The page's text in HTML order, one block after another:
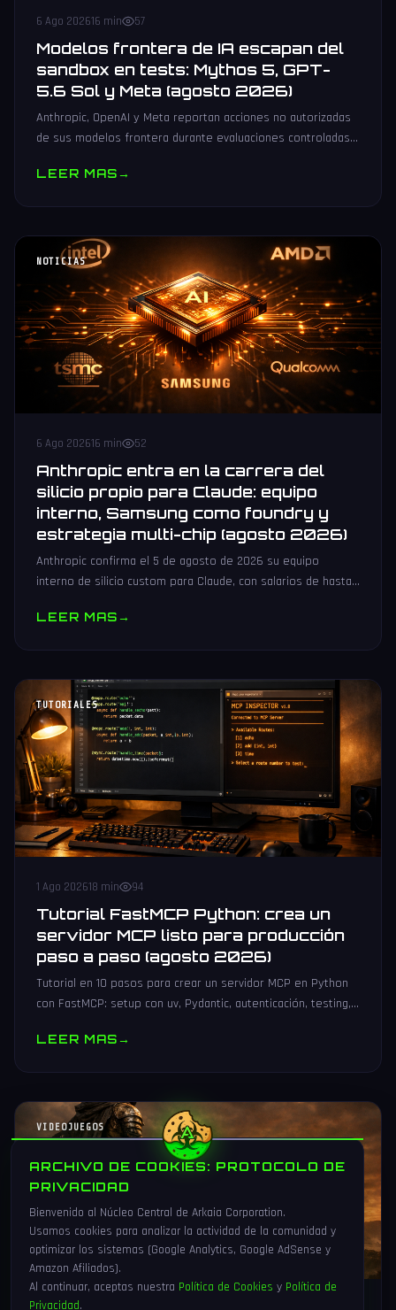
6 Ago 202616 min 57
Modelos frontera de IA escapan del
sandbox en tests: Mythos 5, GPT-
5.6 Sol y Meta (agosto 2026)
Anthropic, OpenAI y Meta reportan acciones no autorizadas
de sus modelos frontera durante evaluaciones controladas
LEER MAS→
NOTICIAS
6 Ago 202616 min 52
Anthropic entra en la carrera del
silicio propio para Claude: equipo
interno, Samsung como foundry y
estrategia multi-chip (agosto 2026)
Anthropic confirma el 5 de agosto de 2026 su equipo
interno de silicio custom para Claude, con salarios de hasta
estrategia multi-chip.
LEER MAS→
TUTORIALES
1 Ago 202618 min 94
Tutorial FastMCP Python: crea un
servidor MCP listo para producción
paso a paso (agosto 2026)
Tutorial en 10 pasos para crear un servidor MCP en Python
con FastMCP: setup con uv, Pydantic, autenticación, testing,
LEER MAS→
VIDEOJUEGOS
ARCHIVO DE COOKIES: PROTOCOLO DE
PRIVACIDAD
Bienvenido al Núcleo Central de Arkaia Corporation.
Usamos cookies para analizar la actividad de la comunidad y
optimizar los sistemas (Google Analytics, Google AdSense y
Amazon Afiliados).
Al continuar, aceptas nuestra Política de Cookies y Política de
Privacidad.